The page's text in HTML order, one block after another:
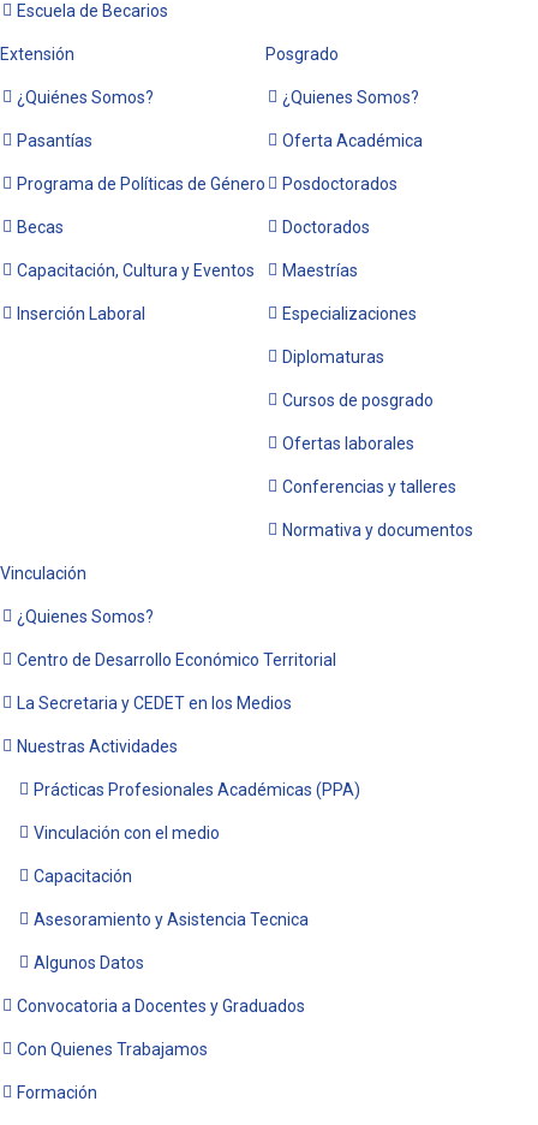
Escuela de Becarios
Extensión
¿Quiénes Somos?
Pasantías
Programa de Políticas de Género
Becas
Capacitación, Cultura y Eventos
Inserción Laboral
Posgrado
¿Quienes Somos?
Oferta Académica
Posdoctorados
Doctorados
Maestrías
Especializaciones
Diplomaturas
Cursos de posgrado
Ofertas laborales
Conferencias y talleres
Normativa y documentos
Vinculación
¿Quienes Somos?
Centro de Desarrollo Económico Territorial
La Secretaria y CEDET en los Medios
Nuestras Actividades
Prácticas Profesionales Académicas (PPA)
Vinculación con el medio
Capacitación
Asesoramiento y Asistencia Tecnica
Algunos Datos
Convocatoria a Docentes y Graduados
Con Quienes Trabajamos
Formación